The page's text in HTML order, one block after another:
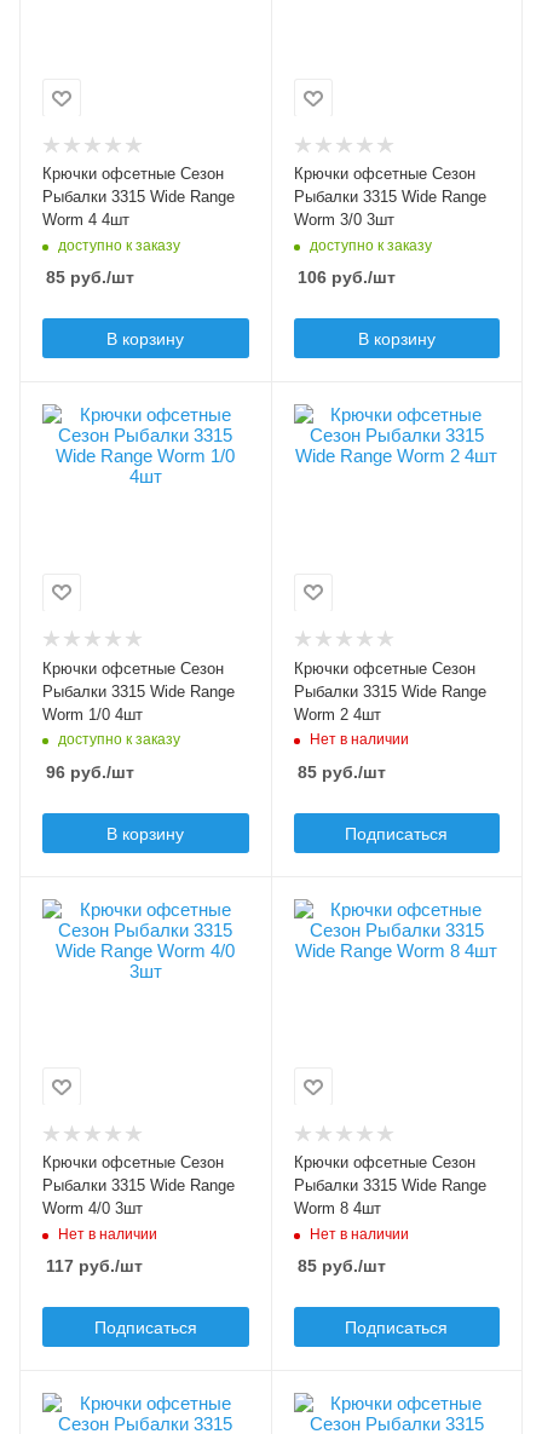
4
Цвет крючка
черный
Бородка
с бородкой
Крючки офсетные Сезон
Рыбалки 3315 Wide Range
Worm 4 4шт
доступно к заказу
85 руб./шт
В корзину
3/0
3
Цвет крючка
черный
Бородка
с бородкой
Крючки офсетные Сезон
Рыбалки 3315 Wide Range
Worm 3/0 3шт
доступно к заказу
106руб./шт
В корзину
Особенности крючка
увеличенное ушко
Модель крючков
1/0
4
Цвет крючка
черный
Бородка
с бородкой
Крючки офсетные Сезон
Рыбалки 3315 Wide Range
Worm 1/0 4шт
доступно к заказу
96 руб./шт
В корзину
Особенности крючка
увеличенное ушко
4
Цвет крючка
черный
Бородка
с бородкой
Крючки офсетные Сезон
Рыбалки 3315 Wide Range
Worm 2 4шт
Нет в наличии
85руб./шт
Подписаться
Особенности крючка
увеличенное ушко
Модель крючков
4/0
3
Цвет крючка
черный
Бородка
с бородкой
Крючки офсетные Сезон
Рыбалки 3315 Wide Range
Worm 4/0 3шт
Нет в наличии
117 руб./шт
Подписаться
Особенности крючка
увеличенное ушко
4
Цвет крючка
черный
Бородка
с бородкой
Крючки офсетные Сезон
Рыбалки 3315 Wide Range
Worm 8 4шт
Нет в наличии
85руб./шт
Подписаться
Особенности крючка
увеличенное ушко
Особенности крючка
увеличенное ушко